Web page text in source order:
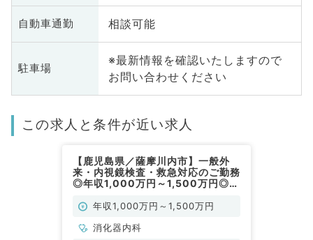
自動車通勤 相談可能
駐車場
※最新情報を確認いたしますので
お問い合わせください
この求人と条件が近い求人
【鹿児島県／薩摩川内市】一般外
来・内視鏡検査・救急対応のご勤務
◎年収1,000万円～1,500万円◎週
通勤可能◎（消化器内科／常勤）
年収1,000万円～1,500万円
消化器内科